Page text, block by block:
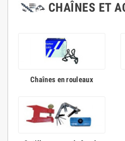
CHAÎNES ET
Chaînes en rouleaux